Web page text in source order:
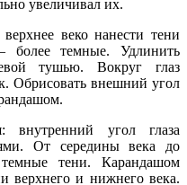
увеличивал их.
веко нанести тени
темные. Удлинить
тушью. Вокруг глаз
Обрисовать внешний угол
: внутренний угол глаза
От середины века до
тени. Карандашом
верхнего и нижнего века.